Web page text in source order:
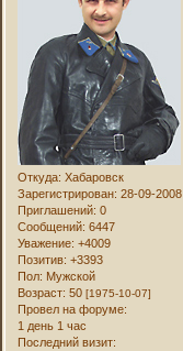
Откуда: Хабаровск
Зарегистрирован: 28-09-2008
Приглашений: 0
Сообщений: 6447
Уважение: +4009
Позитив: +3393
Пол: Мужской
Возраст: 50[1975-10-07]
Провел на форуме:
1 день 1 час
Последний визит: